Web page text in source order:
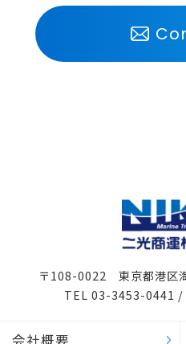
〒108-0022 東京都港区
TEL 03-3453-0441 /
会社概要